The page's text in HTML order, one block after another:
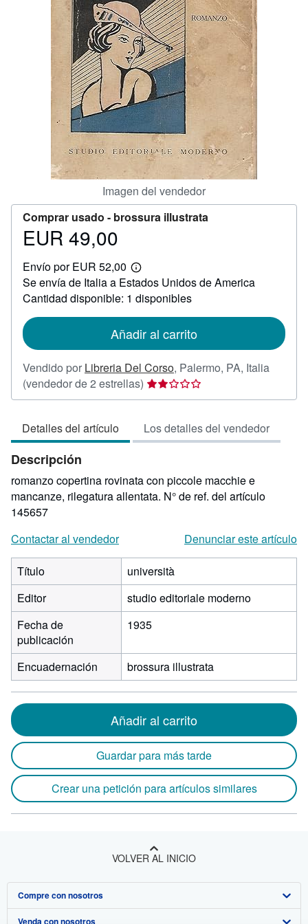
CERRAR
Imagen del vendedor
Comprar usado - brossura illustrata
Precio
49,00
EUR 49,00
Envío por EUR 52,00
Más
información
sobre
las
envío
Se envía de Italia a Estados Unidos de America
Cantidad disponible: 1 disponibles
Añadir al carrito
Vendido por Libreria Del Corso, Palermo, PA, Italia
(vendedor de 2 estrellas) Calificación
del
2
de
estrellas
Detalles del artículo Los detalles del vendedor
Descripción
romanzo copertina rovinata con piccole macchie e
mancanze, rilegatura allentata. N° de ref. del artículo
145657
Contactar al vendedor
Denunciar este artículo
Título
università
Editor
studio editoriale moderno
Fecha de
publicación
1935
Encuadernación brossura illustrata
Añadir al carrito
Guardar para más tarde
Crear una petición para artículos similares
VOLVER AL INICIO
Compre con nosotros
Búsqueda avanzada
Venda con nosotros